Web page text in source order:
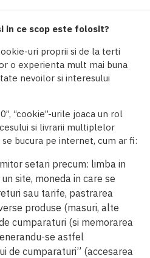
in ce scop este folosit?
uri proprii si de la terti
o experienta mult mai buna
nevoilor si interesului
“cookie”-urile joaca un rol
si livrarii multiplelor
bucura pe internet, cum ar fi:
setari precum: limba in
site, moneda in care se
sau tarife, pastrarea
produse (masuri, alte
cumparaturi (si memorarea
se astfel
de cumparaturi” (accesarea